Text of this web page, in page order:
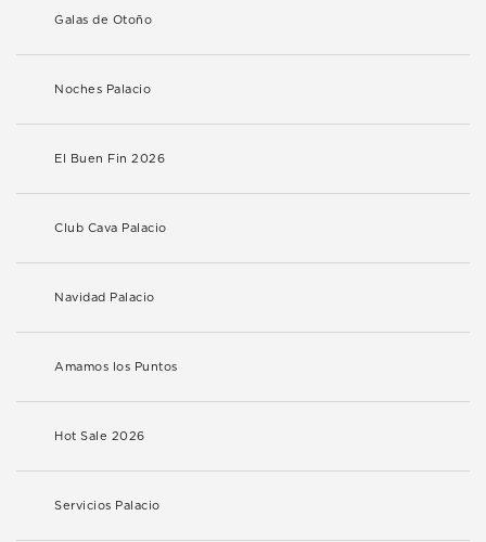
Galas de Otoño
Noches Palacio
El Buen Fin 2026
Club Cava Palacio
Navidad Palacio
Amamos los Puntos
Hot Sale 2026
Servicios Palacio